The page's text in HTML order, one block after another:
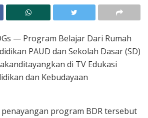
— Program Belajar Dari Rumah
PAUD dan Sekolah Dasar (SD)
di TV Edukasi
dan Kebudayaan
program BDR tersebut